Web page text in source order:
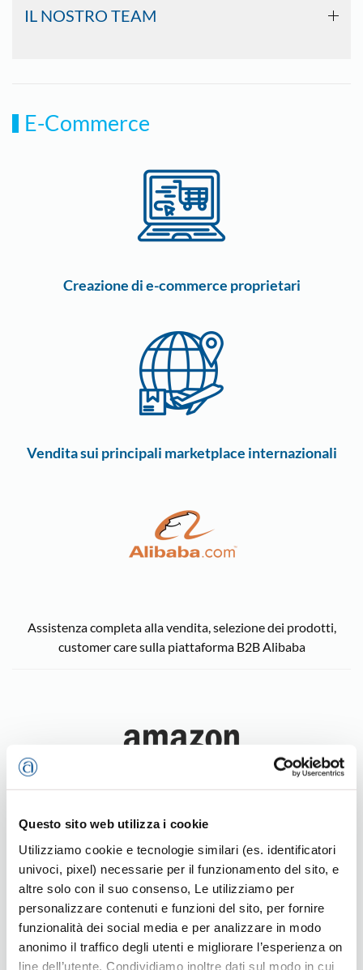
Questo sito web utilizza i cookie
Utilizziamo cookie e tecnologie similari (es. identificatori
univoci, pixel) necessarie per il funzionamento del sito, e
altre solo con il suo consenso, Le utilizziamo per
personalizzare contenuti e funzioni del sito, per fornire
funzionalità dei social media e per analizzare in modo
anonimo il traffico degli utenti e migliorare l’esperienza on
line dell’utente. Condividiamo inoltre dati sul modo in cui
IL NOSTRO TEAM
E-Commerce
Creazione di e-commerce proprietari
Vendita sui principali marketplace internazionali
Assistenza completa alla vendita, selezione dei prodotti,
customer care sulla piattaforma B2B Alibaba
Accompagnamento alla vendita online sulla piattaforma B2C
Amazon